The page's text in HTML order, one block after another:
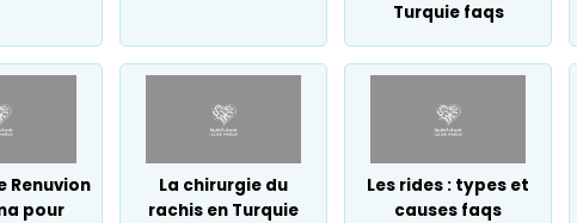
Turquie faqs
Renuvion
pour
La chirurgie du
rachis en Turquie
Les rides : types et
causes faqs